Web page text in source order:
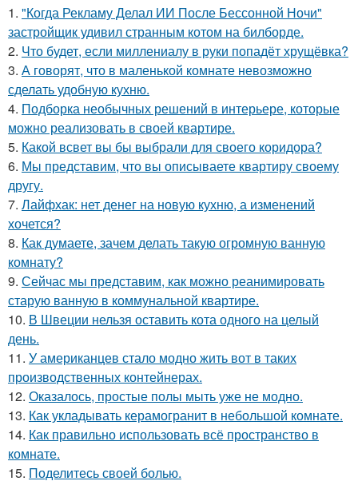
1. "Когда Рекламу Делал ИИ После Бессонной Ночи"
застройщик удивил странным котом на билборде.
2. Что будет, если миллениалу в руки попадёт хрущёвка?
3. А говорят, что в маленькой комнате невозможно
сделать удобную кухню.
4. Подборка необычных решений в интерьере, которые
можно реализовать в своей квартире.
5. Какой всвет вы бы выбрали для своего коридора?
6. Мы представим, что вы описываете квартиру своему
другу.
7. Лайфхак: нет денег на новую кухню, а изменений
хочется?
8. Как думаете, зачем делать такую огромную ванную
комнату?
9. Сейчас мы представим, как можно реанимировать
старую ванную в коммунальной квартире.
10. В Швеции нельзя оставить кота одного на целый
день.
11. У американцев стало модно жить вот в таких
производственных контейнерах.
12. Оказалось, простые полы мыть уже не модно.
13. Как укладывать керамогранит в небольшой комнате.
14. Как правильно использовать всё пространство в
комнате.
15. Поделитесь своей болью.